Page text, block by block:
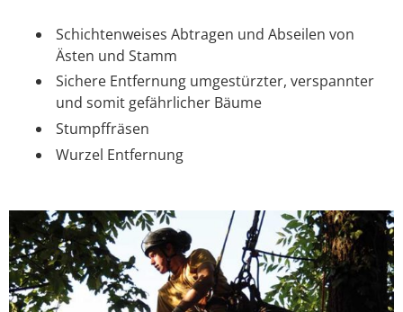
Schichtenweises Abtragen und Abseilen von
Ästen und Stamm
Sichere Entfernung umgestürzter, verspannter
und somit gefährlicher Bäume
Stumpffräsen
Wurzel Entfernung